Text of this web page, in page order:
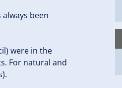
been
were in the
For natural and